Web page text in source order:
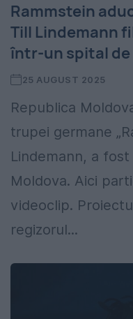
Rammstein
Till Lindemann
într-un spital
25 AUGUST 2025
Republica
trupei germane
Lindemann, a
Moldova. Aici
videoclip.
regizorul...